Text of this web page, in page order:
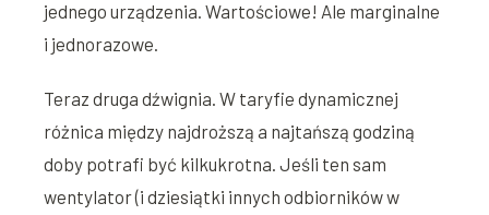
jednego urządzenia. Wartościowe! Ale marginalne
i jednorazowe.
Teraz druga dźwignia. W taryfie dynamicznej
różnica między najdroższą a najtańszą godziną
doby potrafi być kilkukrotna. Jeśli ten sam
wentylator (i dziesiątki innych odbiorników w